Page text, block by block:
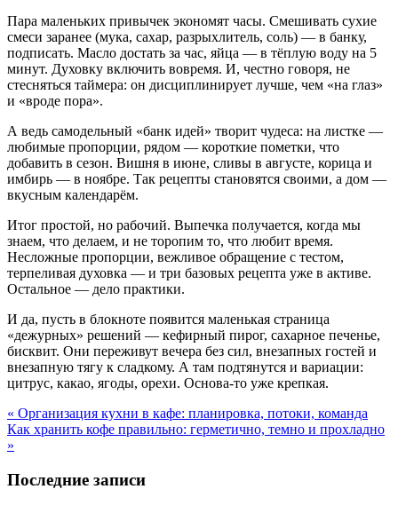
Пара маленьких привычек экономят часы. Смешивать сухие
смеси заранее (мука, сахар, разрыхлитель, соль) — в банку,
подписать. Масло достать за час, яйца — в тёплую воду на 5
минут. Духовку включить вовремя. И, честно говоря, не
стесняться таймера: он дисциплинирует лучше, чем «на глаз»
и «вроде пора».
А ведь самодельный «банк идей» творит чудеса: на листке —
любимые пропорции, рядом — короткие пометки, что
добавить в сезон. Вишня в июне, сливы в августе, корица и
имбирь — в ноябре. Так рецепты становятся своими, а дом —
вкусным календарём.
Итог простой, но рабочий. Выпечка получается, когда мы
знаем, что делаем, и не торопим то, что любит время.
Несложные пропорции, вежливое обращение с тестом,
терпеливая духовка — и три базовых рецепта уже в активе.
Остальное — дело практики.
И да, пусть в блокноте появится маленькая страница
«дежурных» решений — кефирный пирог, сахарное печенье,
бисквит. Они переживут вечера без сил, внезапных гостей и
внезапную тягу к сладкому. А там подтянутся и вариации:
цитрус, какао, ягоды, орехи. Основа-то уже крепкая.
« Организация кухни в кафе: планировка, потоки, команда
Как хранить кофе правильно: герметично, темно и прохладно
»
Последние записи